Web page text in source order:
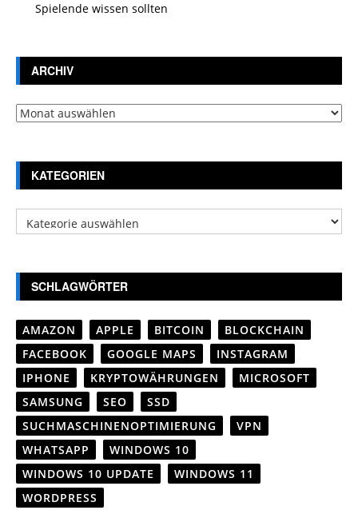
Spielende wissen sollten
ARCHIV
Archiv
KATEGORIEN
Kategorien
SCHLAGWÖRTER
AMAZON APPLE BITCOIN
BLOCKCHAIN
FACEBOOK
GOOGLE MAPS
INSTAGRAM
IPHONE
KRYPTOWÄHRUNGEN
MICROSOFT
SAMSUNG
SEO
SSD
SUCHMASCHINENOPTIMIERUNG
VPN
WHATSAPP
WINDOWS 10
WINDOWS 10 UPDATE
WINDOWS 11
WORDPRESS